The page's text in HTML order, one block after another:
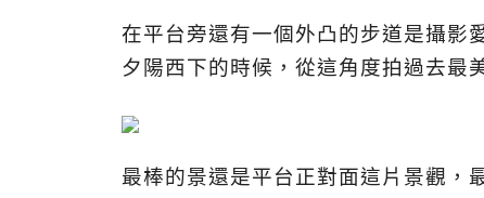
在平台旁還有一個外凸的步道是攝影
夕陽西下的時候，從這角度拍過去最
最棒的景還是平台正對面這片景觀，